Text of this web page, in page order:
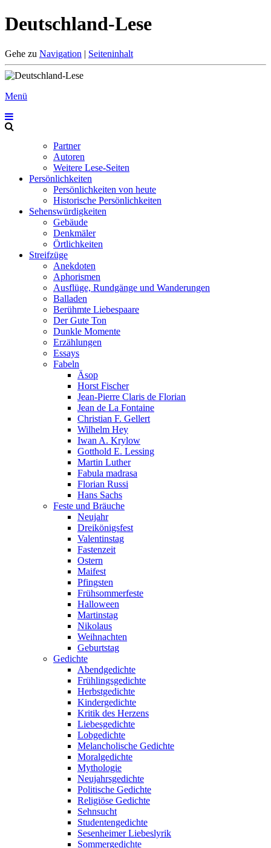
Deutschland-Lese
Gehe zu Navigation | Seiteninhalt
Menü
Partner
Autoren
Weitere Lese-Seiten
Persönlichkeiten
Persönlichkeiten von heute
Historische Persönlichkeiten
Sehenswürdigkeiten
Gebäude
Denkmäler
Örtlichkeiten
Streifzüge
Anekdoten
Aphorismen
Ausflüge, Rundgänge und Wanderungen
Balladen
Berühmte Liebespaare
Der Gute Ton
Dunkle Momente
Erzählungen
Essays
Fabeln
Äsop
Horst Fischer
Jean-Pierre Claris de Florian
Jean de La Fontaine
Christian F. Gellert
Wilhelm Hey
Iwan A. Krylow
Gotthold E. Lessing
Martin Luther
Fabula madrasa
Florian Russi
Hans Sachs
Feste und Bräuche
Neujahr
Dreikönigsfest
Valentinstag
Fastenzeit
Ostern
Maifest
Pfingsten
Frühsommerfeste
Halloween
Martinstag
Nikolaus
Weihnachten
Geburtstag
Gedichte
Abendgedichte
Frühlingsgedichte
Herbstgedichte
Kindergedichte
Kritik des Herzens
Liebesgedichte
Lobgedichte
Melancholische Gedichte
Moralgedichte
Mythologie
Neujahrsgedichte
Politische Gedichte
Religiöse Gedichte
Sehnsucht
Studentengedichte
Sesenheimer Liebeslyrik
Sommergedichte